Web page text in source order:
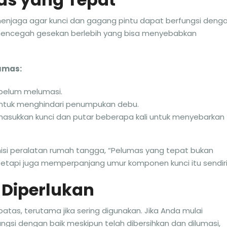
agar kunci dan gagang pintu dapat berfungsi
gesekan berlebih yang bisa menyebabkan
melumasi.
menghindari penumpukan debu.
kunci dan putar beberapa kali untuk menyebarkan
peralatan rumah tangga, “Pelumas yang tepat bukan
juga memperpanjang umur komponen kunci itu
terutama jika sering digunakan. Jika Anda mulai
dengan baik meskipun telah dibersihkan dan dilumasi,